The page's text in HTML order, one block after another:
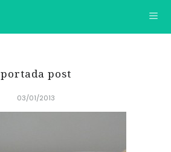
portada post
03/01/2013